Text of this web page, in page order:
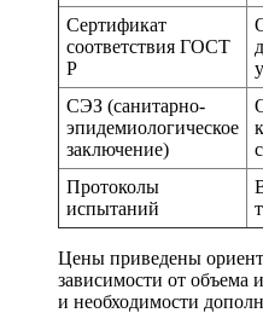
Сертификат
соответствия ГОСТ
Р
СЭЗ (санитарно-
эпидемиологическое
заключение)
Протоколы
испытаний
Цены приведены
зависимости от объема
и необходимости